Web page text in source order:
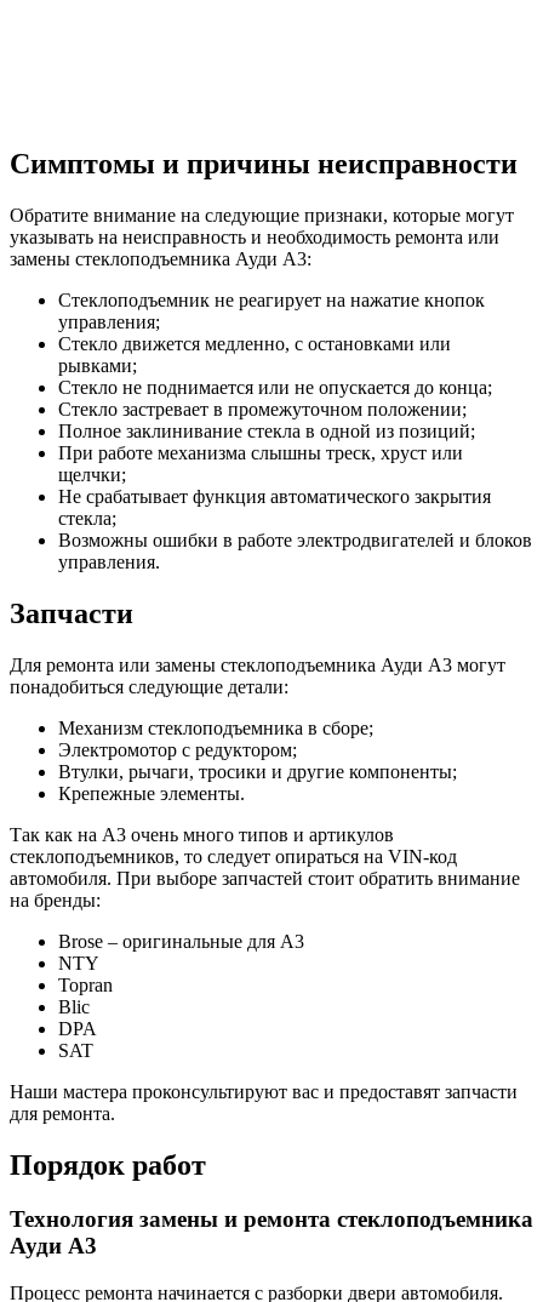
Симптомы и причины неисправности
Обратите внимание на следующие признаки, которые могут
указывать на неисправность и необходимость ремонта или
замены стеклоподъемника Ауди А3:
Стеклоподъемник не реагирует на нажатие кнопок
управления;
Стекло движется медленно, с остановками или
рывками;
Стекло не поднимается или не опускается до конца;
Стекло застревает в промежуточном положении;
Полное заклинивание стекла в одной из позиций;
При работе механизма слышны треск, хруст или
щелчки;
Не срабатывает функция автоматического закрытия
стекла;
Возможны ошибки в работе электродвигателей и блоков
управления.
Запчасти
Для ремонта или замены стеклоподъемника Ауди А3 могут
понадобиться следующие детали:
Механизм стеклоподъемника в сборе;
Электромотор с редуктором;
Втулки, рычаги, тросики и другие компоненты;
Крепежные элементы.
Так как на А3 очень много типов и артикулов
стеклоподъемников, то следует опираться на VIN-код
автомобиля. При выборе запчастей стоит обратить внимание
на бренды:
Brose – оригинальные для А3
NTY
Topran
Blic
DPA
SAT
Наши мастера проконсультируют вас и предоставят запчасти
для ремонта.
Порядок работ
Технология замены и ремонта стеклоподъемника
Ауди А3
Процесс ремонта начинается с разборки двери автомобиля.